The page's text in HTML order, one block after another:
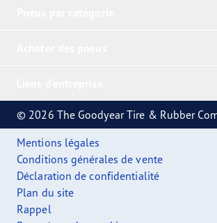
© 2026 The Goodyear Tire & Rubber
Mentions légales
Conditions générales de vente
Déclaration de confidentialité
Plan du site
Rappel